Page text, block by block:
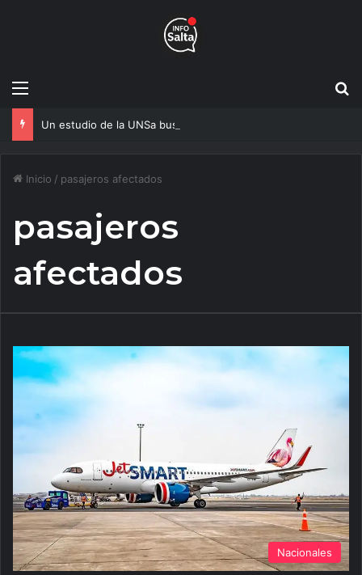
Menú
Inicio / pasajeros afectados
pasajeros
afectados
Nacionales